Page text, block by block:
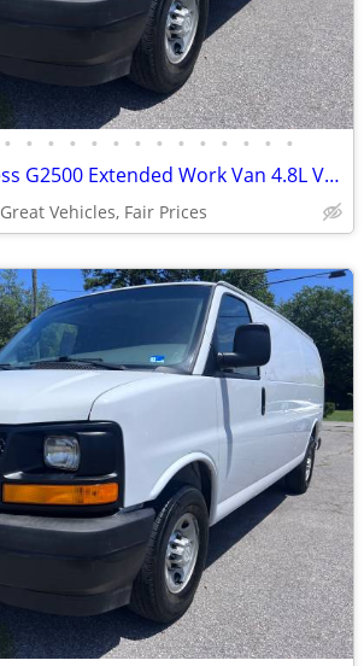
• • • • • • • • • • • • • •
2017 Chevy Express G2500 Extended Work Van 4.8L V8 Good Condition!
Great Vehicles, Fair Prices